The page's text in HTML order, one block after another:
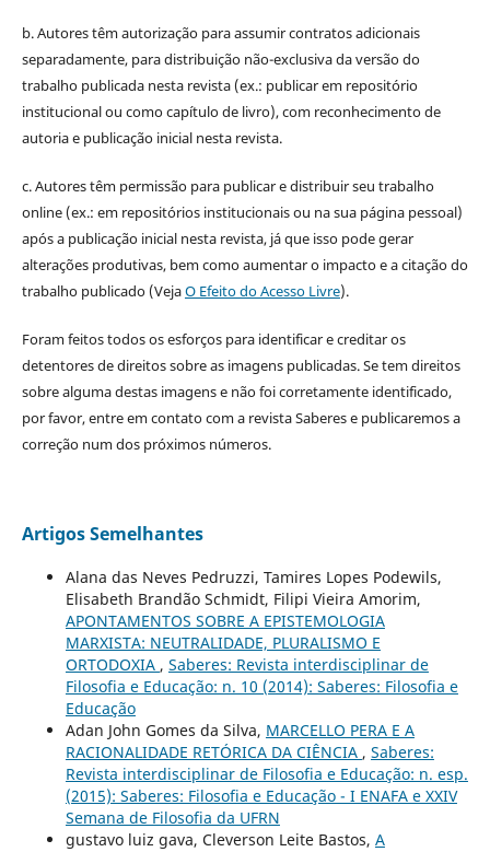
b. Autores têm autorização para assumir contratos adicionais
separadamente, para distribuição não-exclusiva da versão do
trabalho publicada nesta revista (ex.: publicar em repositório
institucional ou como capítulo de livro), com reconhecimento de
autoria e publicação inicial nesta revista.
c. Autores têm permissão para publicar e distribuir seu trabalho
online (ex.: em repositórios institucionais ou na sua página pessoal)
após a publicação inicial nesta revista, já que isso pode gerar
alterações produtivas, bem como aumentar o impacto e a citação do
trabalho publicado (VejaO Efeito do Acesso Livre).
Foram feitos todos os esforços para identificar e creditar os
detentores de direitos sobre as imagens publicadas. Se tem direitos
sobre alguma destas imagens e não foi corretamente identificado,
por favor, entre em contato com a revista Saberes e publicaremos a
correção num dos próximos números.
Artigos Semelhantes
Alana das Neves Pedruzzi, Tamires Lopes Podewils,
Elisabeth Brandão Schmidt, Filipi Vieira Amorim,
APONTAMENTOS SOBRE A EPISTEMOLOGIA
MARXISTA: NEUTRALIDADE, PLURALISMO E
ORTODOXIA , Saberes: Revista interdisciplinar de
Filosofia e Educação: n. 10 (2014): Saberes: Filosofia e
Educação
Adan John Gomes da Silva, MARCELLO PERA E A
RACIONALIDADE RETÓRICA DA CIÊNCIA , Saberes:
Revista interdisciplinar de Filosofia e Educação: n. esp.
(2015): Saberes: Filosofia e Educação - I ENAFA e XXIV
Semana de Filosofia da UFRN
gustavo luiz gava, Cleverson Leite Bastos, A